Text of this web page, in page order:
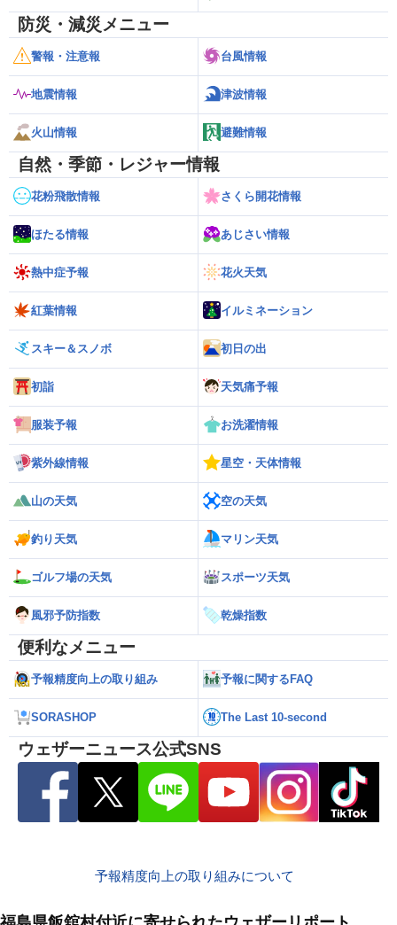
防災・減災メニュー
警報・注意報 台風情報
地震情報 津波情報
火山情報 避難情報
自然・季節・レジャー情報
花粉飛散情報 さくら開花情報
ほたる情報 あじさい情報
熱中症予報 花火天気
紅葉情報 イルミネーション
スキー＆スノボ 初日の出
初詣 天気痛予報
服装予報 お洗濯情報
紫外線情報 星空・天体情報
山の天気 空の天気
釣り天気 マリン天気
ゴルフ場の天気 スポーツ天気
風邪予防指数 乾燥指数
便利なメニュー
予報精度向上の取り組み 予報に関するFAQ
SORASHOP The Last 10-second
ウェザーニュース公式SNS
予報精度向上の取り組みについて